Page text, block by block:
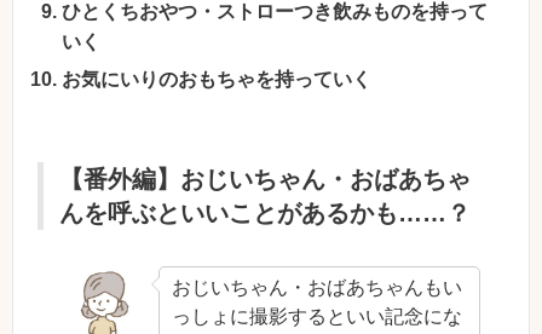
ひとくちおやつ・ストローつき飲みものを持って
いく
お気にいりのおもちゃを持っていく
【番外編】おじいちゃん・おばあちゃ
んを呼ぶといいことがあるかも……？
おじいちゃん・おばあちゃんもい
っしょに撮影するといい記念にな